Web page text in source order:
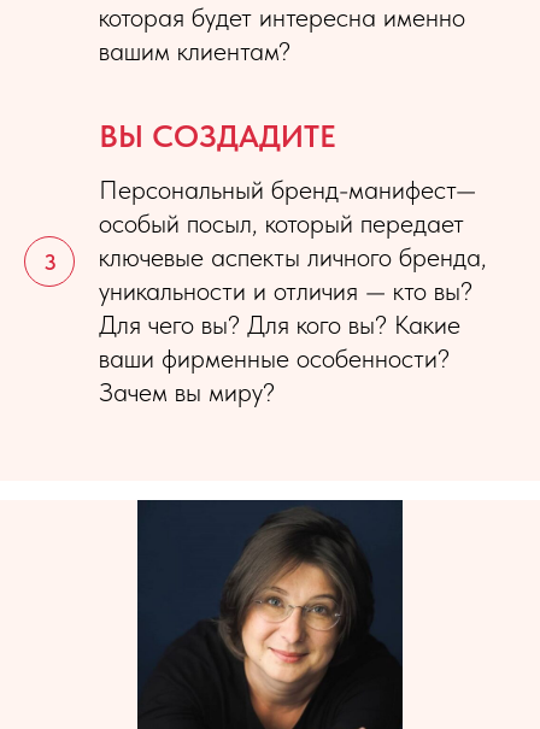
которая будет интересна именно
вашим клиентам?
ВЫ СОЗДАДИТЕ
Персональный бренд-манифест—
особый посыл, который передает
ключевые аспекты личного бренда,
уникальности и отличия — кто вы?
Для чего вы? Для кого вы? Какие
ваши фирменные особенности?
Зачем вы миру?